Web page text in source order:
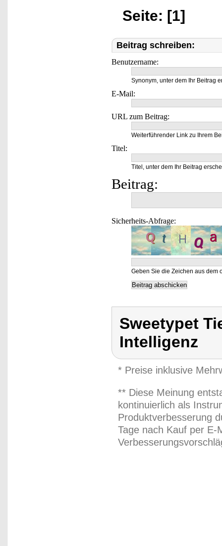
Seite: [1]
Beitrag schreiben:
Benutzername:
Synonym, unter dem Ihr Beitrag
E-Mail:
URL zum Beitrag:
Weiterführender Link zu Ihrem
Titel:
Titel, unter dem Ihr Beitrag
Beitrag:
Sicherheits-Abfrage:
Geben Sie die Zeichen aus dem
Sweetypet
Intelligenz
* Preise inklusive
** Diese Meinung
kontinuierlich als
Produktverbesserung
Tage nach Kauf per E-